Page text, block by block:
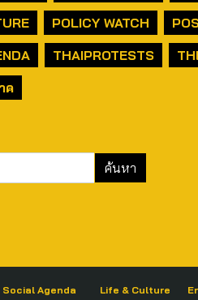
POLICY WATCH
THAIPROTESTS
ค
Social Agenda
Life & Culture